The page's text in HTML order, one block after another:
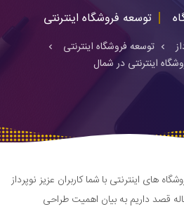
توسعه فروشگاه اینترنتی
توسعه فروشگاه اینترنتی
اینترنتی در شمال
های اینترنتی با شما کاربران عزیز نوپرداز
قصد داریم به بیان اهمیت طراحی